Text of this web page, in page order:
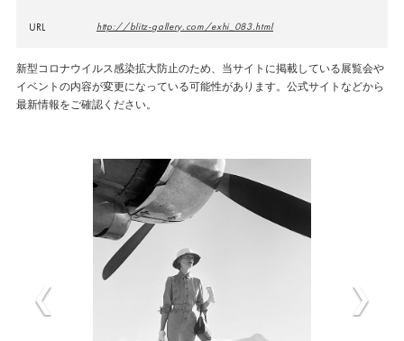
URL http://blitz-gallery.com/exhi_083.html
新型コロナウイルス感染拡大防止のため、当サイトに掲載している展覧会や
イベントの内容が変更になっている可能性があります。公式サイトなどから
最新情報をご確認ください。